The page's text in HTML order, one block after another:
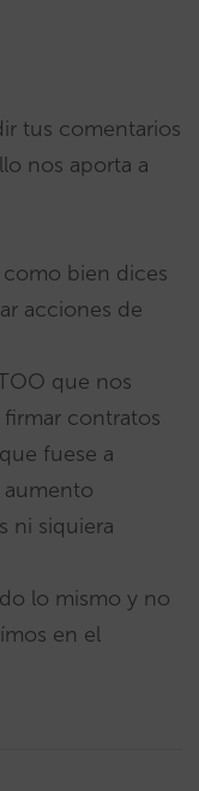
tus comentarios
nos aporta a
bien dices
acciones de
que nos
contratos
fuese a
ni siquiera
lo mismo y no
en el